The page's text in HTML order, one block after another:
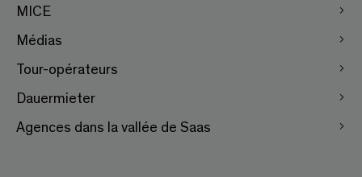
MICE
Médias
Tour-opérateurs
Dauermieter
Agences dans la vallée de Saas